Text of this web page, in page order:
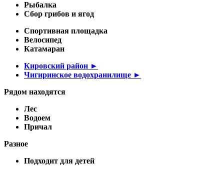
Рыбалка
Сбор грибов и ягод
Спортивная площадка
Велосипед
Катамаран
Кировский район ►
Чигиринское водохранилище ►
Рядом находятся
Лес
Водоем
Причал
Разное
Подходит для детей